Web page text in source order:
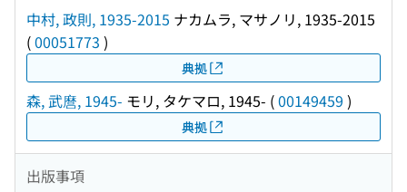
中村, 政則, 1935-2015 ナカムラ, マサノリ, 1935-2015
(00051773 )
典拠
森, 武麿, 1945- モリ, タケマロ, 1945- (00149459 )
典拠
出版事項